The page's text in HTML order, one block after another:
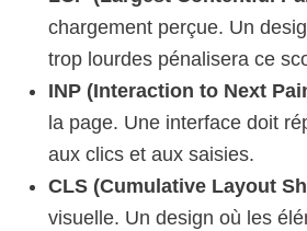
chargement perçue. Un
trop lourdes pénalisera ce
INP (Interaction to Next
la page. Une interface doit
aux clics et aux saisies.
CLS (Cumulative Layout
visuelle. Un design où les